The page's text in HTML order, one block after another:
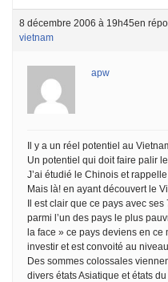
8 décembre 2006 à 19h45en
vietnam
apw
Il y a un réel potentiel au
Un potentiel qui doit faire palir
J’ai étudié le Chinois et
Mais là! en ayant découvert le
Il est clair que ce pays avec
parmi l’un des pays le plus
la face » ce pays deviens en
investir et est convoité au
Des sommes colossales
divers états Asiatique et états